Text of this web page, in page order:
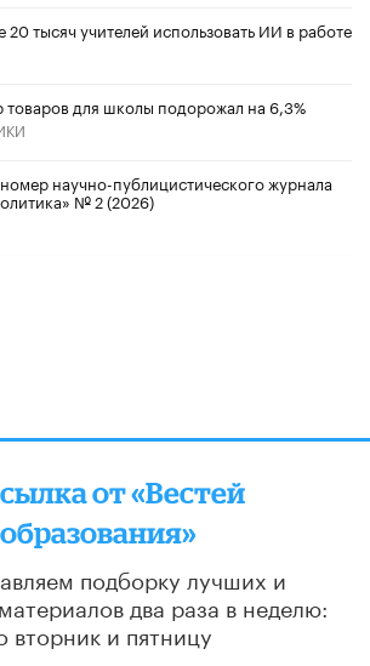
20 тысяч учителей использовать ИИ в работе
для школы подорожал на 6,3%
научно-публицистического журнала
№ 2 (2026)
от «Вестей
образования»
подборку лучших и
два раза в неделю:
вторник и пятницу